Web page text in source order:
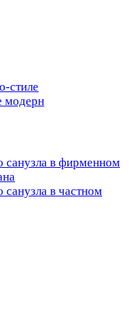
стиле
модерн
санузла в фирменном
санузла в частном